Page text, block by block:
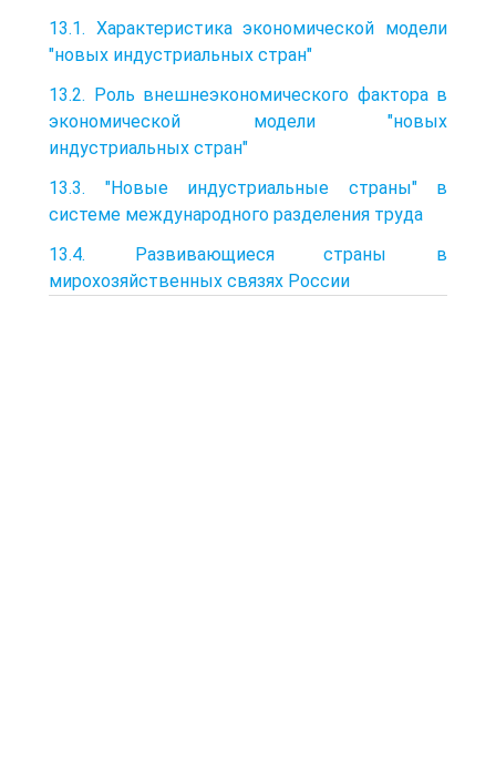
13.1. Характеристика экономической модели
"новых индустриальных стран"
13.2. Роль внешнеэкономического фактора в
экономической модели "новых
индустриальных стран"
13.3. "Новые индустриальные страны" в
системе международного разделения труда
13.4. Развивающиеся страны в
мирохозяйственных связях России